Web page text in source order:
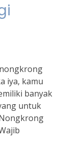
iya, kamu
banyak
untuk